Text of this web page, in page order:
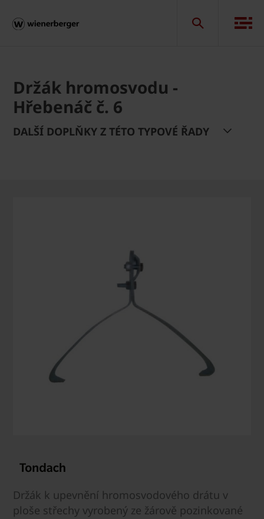
Držák hromosvodu -
Hřebenáč č. 6
DALŠÍ DOPLŇKY Z TÉTO TYPOVÉ ŘADY
Držák k upevnění hromosvodového drátu v
ploše střechy vyrobený ze žárově pozinkované